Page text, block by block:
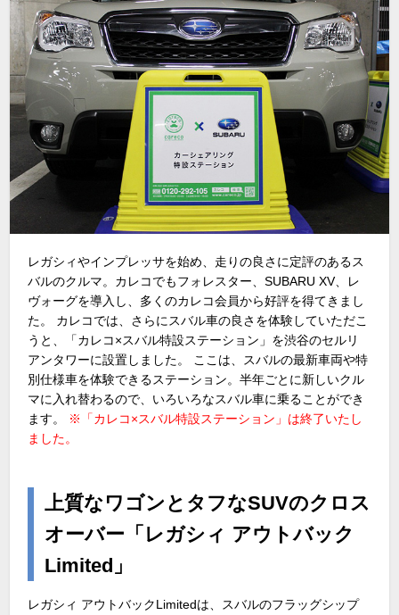
レガシィやインプレッサを始め、走りの良さに定評のあるス
バルのクルマ。カレコでもフォレスター、SUBARU XV、レ
ヴォーグを導入し、多くのカレコ会員から好評を得てきまし
た。 カレコでは、さらにスバル車の良さを体験していただこ
うと、「カレコ×スバル特設ステーション」を渋谷のセルリ
アンタワーに設置しました。 ここは、スバルの最新車両や特
別仕様車を体験できるステーション。半年ごとに新しいクル
マに入れ替わるので、いろいろなスバル車に乗ることができ
ます。
※「カレコ×スバル特設ステーション」は終了いたし
ました。
上質なワゴンとタフなSUVのクロス
オーバー「レガシィ アウトバック
Limited」
レガシィ アウトバックLimitedは、スバルのフラッグシップ